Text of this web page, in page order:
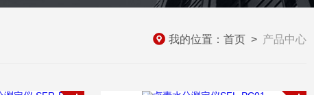
我的位置： 首页 > 产品中心